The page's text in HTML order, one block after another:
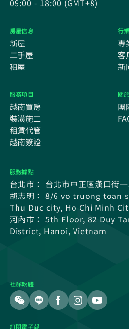
09:00 - 18:00 (GMT+8)
房屋信息
新屋
二手屋
租屋
行
專
客
新
服務項目
越南買房
裝潢施工
租賃代管
越南簽證
關
團
服務據點
台北市： 台北市中正區漢口街
胡志明： 8/6 vo truong toan
Thu Duc city, Ho Chi Minh
河內市： 5th Floor, 82 Duy
District, Hanoi, Vietnam
社群軟體
訂閱電子報